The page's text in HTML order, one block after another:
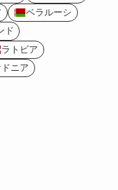
ベラルーシ
ド
ラトビア
ニア